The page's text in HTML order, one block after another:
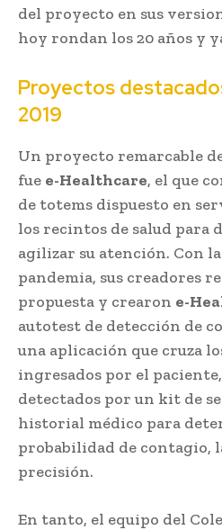
del proyecto en sus
hoy rondan los 20 años y
Proyectos
2019
Un proyecto remarcable
fue e-Healthcare, el que
de totems dispuesto en
los recintos de salud para
agilizar su atención. Con
pandemia, sus creadores
propuesta y crearon e-
autotest de detección de
una aplicación que cruza
ingresados por el
detectados por un kit de
historial médico para
probabilidad de contagio,
precisión.
En tanto, el equipo del